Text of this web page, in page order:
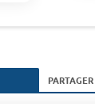
PARTAGER